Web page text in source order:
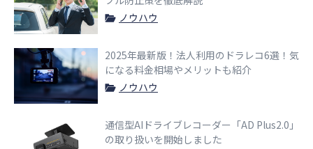
ノウハウ
2025年最新版！法人利用のドラレコ6選！気
になる料金相場やメリットも紹介
ノウハウ
通信型AIドライブレコーダー「AD Plus2.0」
の取り扱いを開始しました